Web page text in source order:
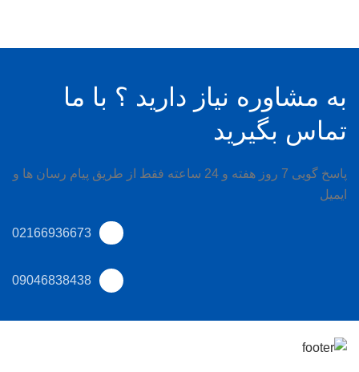
به مشاوره نیاز دارید ؟ با ما
تماس بگیرید
پاسخ گویی 7 روز هفته و 24 ساعته فقط از طریق پیام رسان ها و
ایمیل
02166936673
09046838438